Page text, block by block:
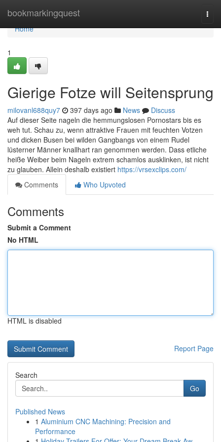
bookmarkingquest
Home
Home
1
Gierige Fotze will Seitensprung
milovanl688quy7 397 days ago News
Discuss
Auf dieser Seite nageln die hemmungslosen Pornostars bis es
weh tut. Schau zu, wenn attraktive Frauen mit feuchten Votzen
und dicken Busen bei wilden Gangbangs von einem Rudel
lüsterner Männer knallhart ran genommen werden. Dass etliche
heiße Weiber beim Nageln extrem schamlos ausklinken, ist nicht
zu glauben. Allein deshalb existiert https://vrsexclips.com/
Comments
Who Upvoted
Comments
Submit a Comment
No HTML
HTML is disabled
Report Page
Search
Go
Published News
1 Aluminium CNC Machining: Precision and
Performance